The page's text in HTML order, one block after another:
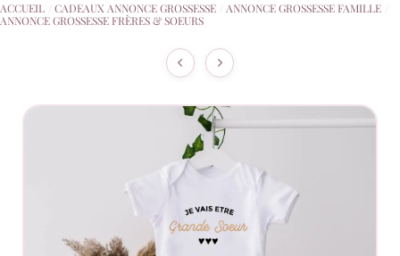
au
ACCUEIL CADEAUX ANNONCE GROSSESSE ANNONCE GROSSESSE FAMILLE
ANNONCE GROSSESSE FRÈRES & SOEURS